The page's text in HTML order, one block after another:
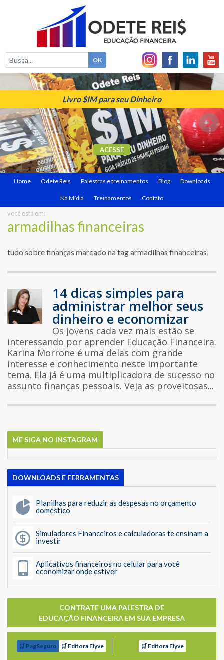
Livro $IM para seu Dinheiro
ACESSE
Home Odete Reis Palestras e treinamentos Blog Downloads
Na Mídia Treinamentos Contato
você está em:
armadilhas financeiras
tudo sobre finanças marcado na tag armadilhas financeiras
14 dicas simples para
administrar melhor seus
dinheiro e economizar
Os jovens cada vez mais estão se
interessando por aprender Educação Financeira.
Karina Morrone é uma delas com grande
interesse e conhecimento neste importante
tema. Ela já é uma multiplicadora de sucesso no
assunto finanças pessoais. Veja as proveitosas...
ME SIGA NO INSTAGRAM
DOWNLOADS E FERRAMENTAS
Planilhas para reduzir as despesas no orçamento
doméstico
Simuladores Financeiros e calculadoras te ensinam a
investir
Aplicativos financeiros no celular para você
economizar onde estiver
CONTRATE UMA PALESTRA DE
EDUCAÇÃO FINANCEIRA EM SUA EMPRESA
🛒 PagSeguro 🛒 Editora Flyve 🛒 Editora Flyve